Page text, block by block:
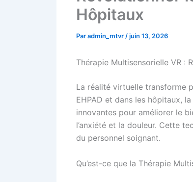
Hôpitaux
Paradmin_mtvr /juin 13, 2026
Thérapie Multisensorielle VR :
La réalité virtuelle transforme
EHPAD et dans les hôpitaux,
innovantes pour améliorer le
l’anxiété et la douleur. Cette
du personnel soignant.
Qu’est-ce que la Thérapie